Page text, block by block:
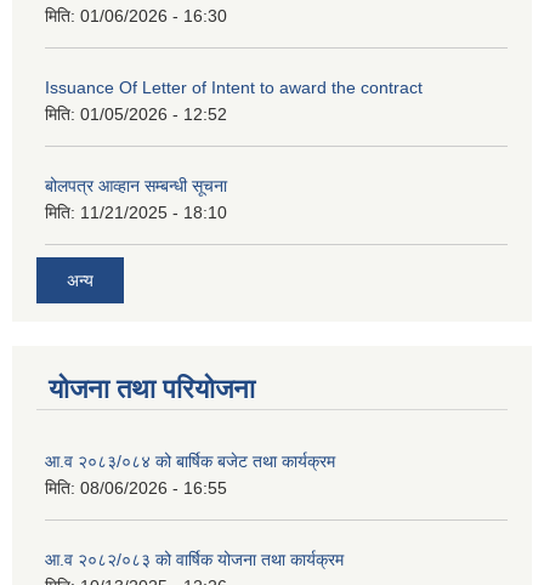
मिति: 01/06/2026 - 16:30
Issuance Of Letter of Intent to award the contract
मिति: 01/05/2026 - 12:52
बोलपत्र आव्हान सम्बन्धी सूचना
मिति: 11/21/2025 - 18:10
अन्य
योजना तथा परियोजना
आ.व २०८३/०८४ को बार्षिक बजेट तथा कार्यक्रम
मिति: 08/06/2026 - 16:55
आ.व २०८२/०८३ को वार्षिक योजना तथा कार्यक्रम